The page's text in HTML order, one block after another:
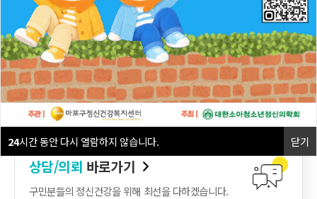
24시간 동안 다시 열람하지 않습니다. 닫기
상담 신청(개인) 상담 의뢰(기관) 교사 마음쉼터
자가검진바로가기
전문적인 서비스를 제공할 수 있도록 노력하겠습니다.
상담/의뢰 바로가기
구민분들의 정신건강을 위해 최선을 다하겠습니다.